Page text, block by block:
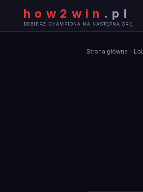
how2win . pl
DOBIERZ CHAMPIONA NA NASTĘPNĄ GRĘ
Strona główna